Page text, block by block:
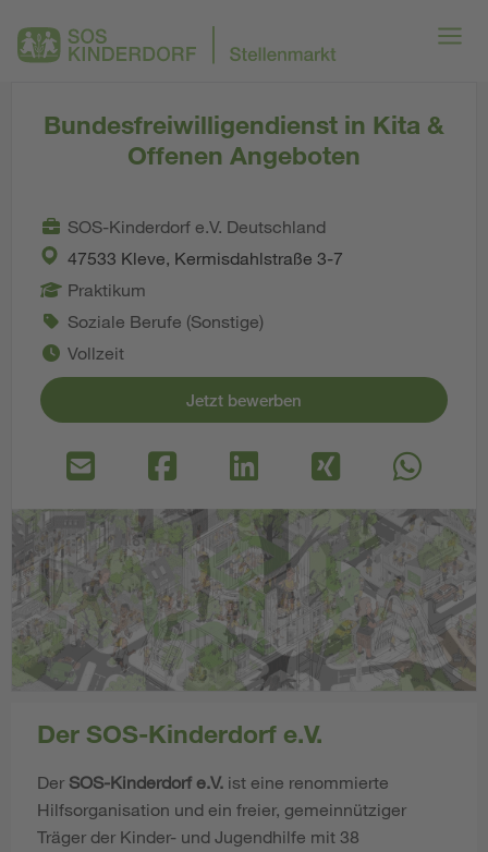
Bundesfreiwilligendienst in Kita &
Offenen Angeboten
SOS-Kinderdorf e.V. Deutschland
47533 Kleve, Kermisdahlstraße 3-7
Praktikum
Soziale Berufe (Sonstige)
Vollzeit
Jetzt bewerben
Der SOS-Kinderdorf e.V.
Der SOS-Kinderdorf e.V. ist eine renommierte
Hilfsorganisation und ein freier, gemeinnütziger
Träger der Kinder- und Jugendhilfe mit 38